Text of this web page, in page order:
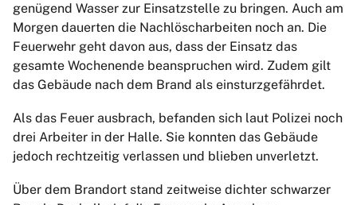
genügend Wasser zur Einsatzstelle zu bringen. Auch am
Morgen dauerten die Nachlöscharbeiten noch an. Die
Feuerwehr geht davon aus, dass der Einsatz das
gesamte Wochenende beanspruchen wird. Zudem gilt
das Gebäude nach dem Brand als einsturzgefährdet.
Als das Feuer ausbrach, befanden sich laut Polizei noch
drei Arbeiter in der Halle. Sie konnten das Gebäude
jedoch rechtzeitig verlassen und blieben unverletzt.
Über dem Brandort stand zeitweise dichter schwarzer